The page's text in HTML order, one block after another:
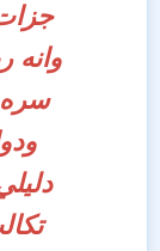
جزات
وانه
سره